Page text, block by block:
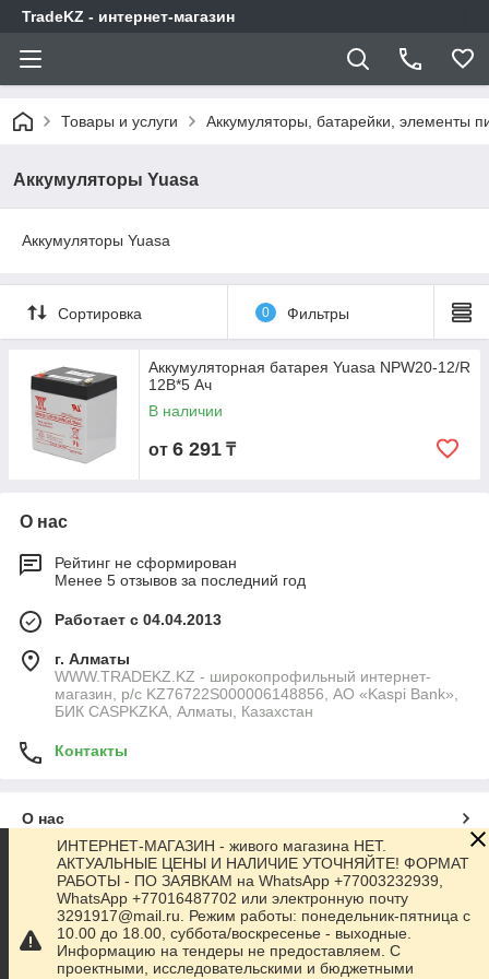
TradeKZ - интернет-магазин
Товары и услуги Аккумуляторы, батарейки, элементы
Аккумуляторы Yuasa
Аккумуляторы Yuasa
Сортировка 0 Фильтры
Аккумуляторная батарея Yuasa NPW20-12/R
12В*5 Ач
В наличии
от 6 291 ₸
О нас
Рейтинг не сформирован
Менее 5 отзывов за последний год
Работает с 04.04.2013
г. Алматы
WWW.TRADEKZ.KZ - широкопрофильный интернет-
магазин, р/с KZ76722S000006148856, АО «Kaspi Bank»,
БИК CASPKZKA, Алматы, Казахстан
Контакты
О нас
Контакты
Доставка и оплата
ИНТЕРНЕТ-МАГАЗИН - живого магазина НЕТ.
АКТУАЛЬНЫЕ ЦЕНЫ И НАЛИЧИЕ УТОЧНЯЙТЕ! ФОРМАТ
РАБОТЫ - ПО ЗАЯВКАМ на WhatsApp +77003232939,
WhatsApp +77016487702 или электронную почту
3291917@mail.ru. Режим работы: понедельник-пятница с
10.00 до 18.00, суббота/воскресенье - выходные.
Информацию на тендеры не предоставляем. С
проектными, исследовательскими и бюджетными